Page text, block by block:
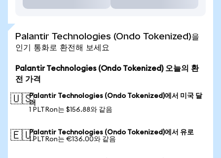
Palantir Technologies (Ondo Tokenized)을
인기 통화로 환전해 보세요
Palantir Technologies (Ondo Tokenized) 오늘의 환
전 가격
🇺🇸Palantir Technologies (Ondo Tokenized)에서 미국 달
러
1 PLTRon는 $156.88와 같음
🇪🇺Palantir Technologies (Ondo Tokenized)에서 유로
1 PLTRon는 €136.00와 같음